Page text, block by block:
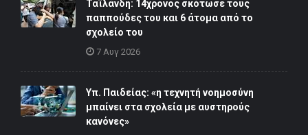
Ταϊλάνδη: 14χρονος σκότωσε τους
παππούδες του και 6 άτομα από το
σχολείο του
7 Αυγ 2026
Υπ. Παιδείας: «η τεχνητή νοημοσύνη
μπαίνει στα σχολεία με αυστηρούς
κανόνες»